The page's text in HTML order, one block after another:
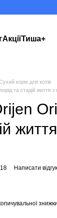
АкціїТиша+
корм для котів
та стадій життя
Написати відгук
знижки